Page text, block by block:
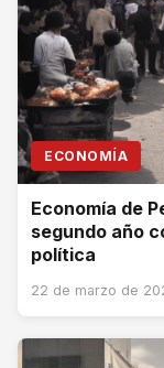
ECONOMÍA
Economía de
segundo año
política
22 de marzo de